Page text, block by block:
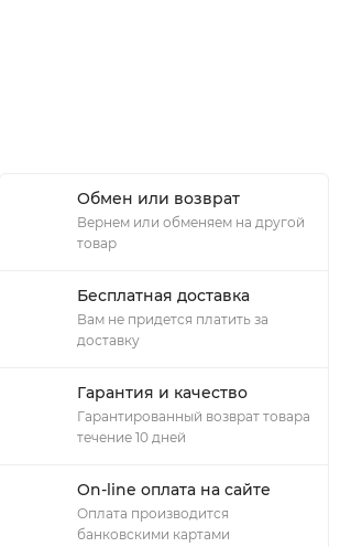
Обмен или возврат
Вернем или обменяем на другой
товар
Бесплатная доставка
Вам не придется платить за
доставку
Гарантия и качество
Гарантированный возврат товара
течение 10 дней
On-line оплата на сайте
Оплата производится
банковскими картами